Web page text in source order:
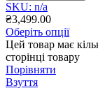
SKU: n/a
₴3,499.00
Оберіть опції
Цей товар має
сторінці товару
Порівняти
Взуття